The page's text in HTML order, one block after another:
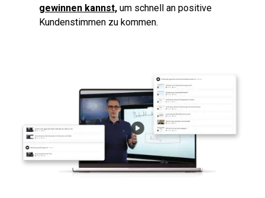
gewinnen kannst, um schnell an positive
Kundenstimmen zu kommen.